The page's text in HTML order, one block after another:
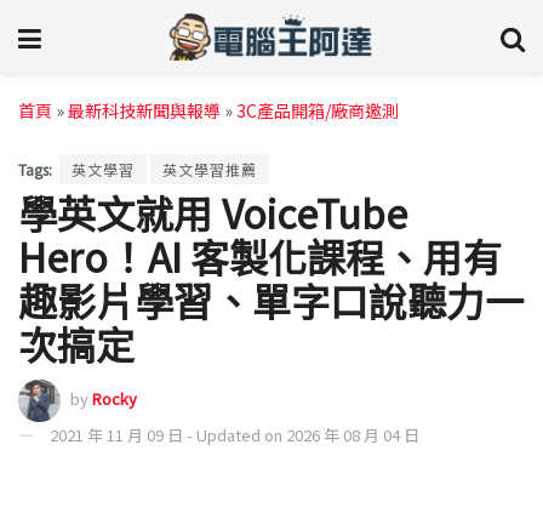
首頁 »最新科技新聞與報導 »3C產品開箱/廠商邀測
Tags: 英文學習 英文學習推薦
學英文就用 VoiceTube
Hero！AI 客製化課程、用有
趣影片學習、單字口說聽力一
次搞定
byRocky
2021 年 11 月 09 日 - Updated on 2026 年 08 月 04 日